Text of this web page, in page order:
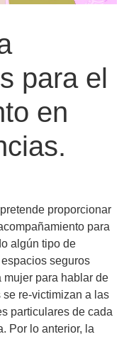
para el
en
proporcionar
para
algún tipo de
seguros
mujer para hablar de
re-victimizan a las
particulares de cada
Por lo anterior, la